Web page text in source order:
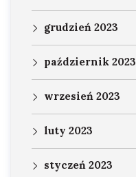
grudzień 2023
październik 2023
wrzesień 2023
luty 2023
styczeń 2023